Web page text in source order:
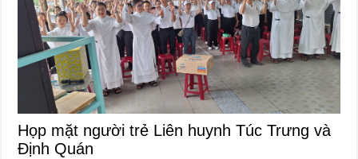
Họp mặt người trẻ Liên huynh Túc Trưng và
Định Quán